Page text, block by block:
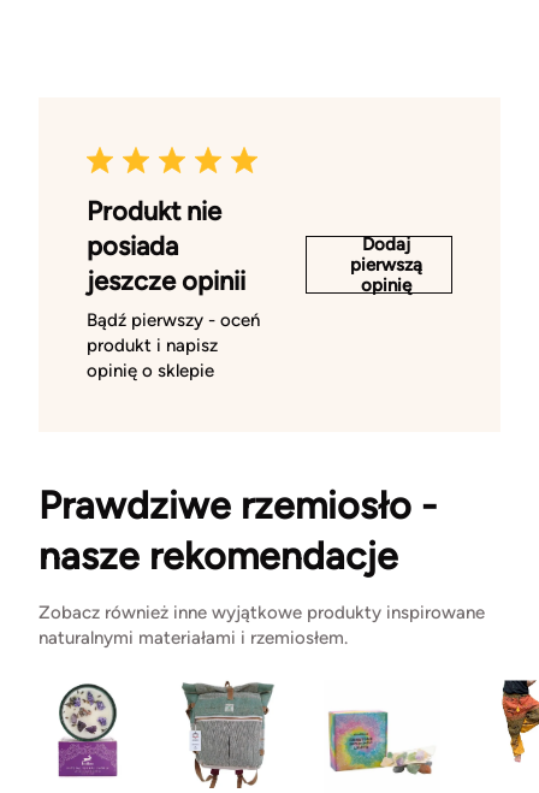
Produkt nie
posiada
jeszcze opinii
Bądź pierwszy - oceń
produkt i napisz
opinię o sklepie
Dodaj
pierwszą
opinię
Prawdziwe rzemiosło -
nasze rekomendacje
Zobacz również inne wyjątkowe produkty inspirowane
naturalnymi materiałami i rzemiosłem.